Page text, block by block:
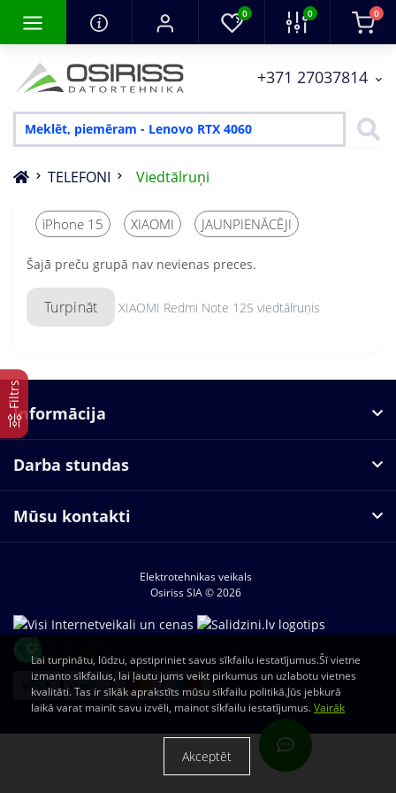
0 0 0
+371 27037814
TELEFONI Viedtālruņi
Filtrs
iPhone 15 XIAOMI JAUNPIENĀCĒJI
Šajā preču grupā nav nevienas preces.
Turpināt XIAOMI Redmi Note 12S viedtālruņis
Informācija
Darba stundas
Mūsu kontakti
Elektrotehnikas veikals
Osiriss SIA © 2026
Lai turpinātu, lūdzu, apstipriniet savus sīkfailu iestatījumus.Šī vietne
izmanto sīkfailus, lai ļautu jums veikt pirkumus un uzlabotu vietnes
kvalitāti. Tas ir sīkāk aprakstīts mūsu sīkfailu politikā.Jūs jebkurā
laikā varat mainīt savu izvēli, mainot sīkfailu iestatījumus.Vairāk
Akceptēt